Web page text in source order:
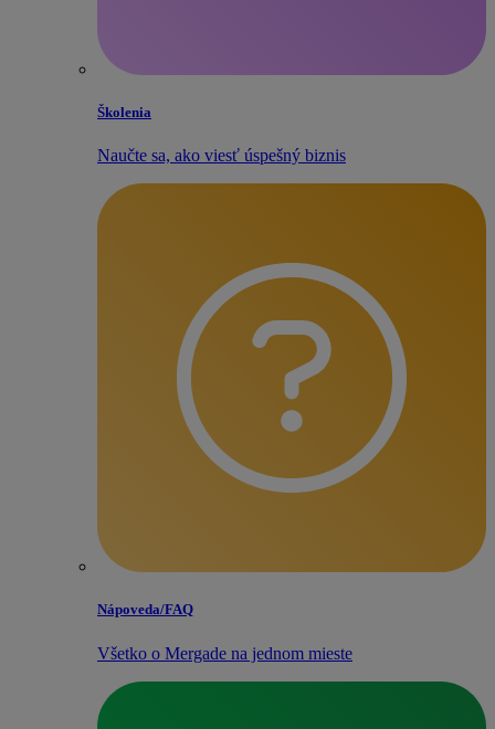
Školenia
Naučte sa, ako viesť úspešný biznis
Nápoveda/​FAQ
Všetko o Mergade na jednom mieste